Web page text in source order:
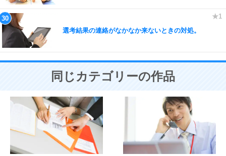
選考結果の連絡がなかなか来ないときの対処。
同じカテゴリーの作品